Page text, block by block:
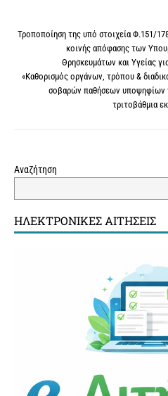
k
s
t
k
Τροποποίηση της υπό στοιχεία Φ.151/
κοινής απόφασης των
Θρησκευμάτων και Υγείας
«Καθορισμός οργάνων, τρόπου &
σοβαρών παθήσεων υποψηφίων
τριτοβάθμια
Αναζήτηση
ΗΛΕΚΤΡΟΝΙΚΈΣ ΑΙΤΉΣΕΙΣ